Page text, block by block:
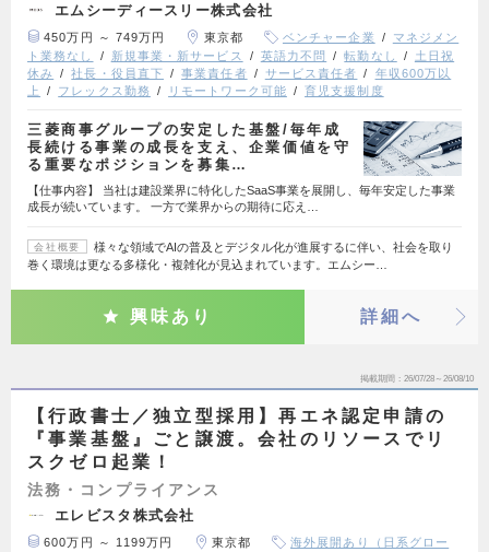
エムシーディースリー株式会社
450万円 ～ 749万円 東京都 ベンチャー企業
マネジメン
ト業務なし
新規事業・新サービス 英語力不問 転勤なし
土日祝
休み
社長・役員直下 事業責任者 サービス責任者
年収600万以
上
フレックス勤務 リモートワーク可能 育児支援制度
三菱商事グループの安定した基盤/毎年成
長続ける事業の成長を支え、企業価値を守
る重要なポジションを募集…
【仕事内容】 当社は建設業界に特化したSaaS事業を展開し、毎年安定した事業
成長が続いています。 一方で業界からの期待に応え…
会社概要
様々な領域でAIの普及とデジタル化が進展するに伴い、社会を取り
巻く環境は更なる多様化・複雑化が見込まれています。エムシー…
興味あり 詳細へ
掲載期間 26/07/28～26/08/10
【行政書士／独立型採用】再エネ認定申請の
『事業基盤』ごと譲渡。会社のリソースでリ
スクゼロ起業！
法務・コンプライアンス
エレビスタ株式会社
600万円 ～ 1199万円 東京都
海外展開あり（日系グロー